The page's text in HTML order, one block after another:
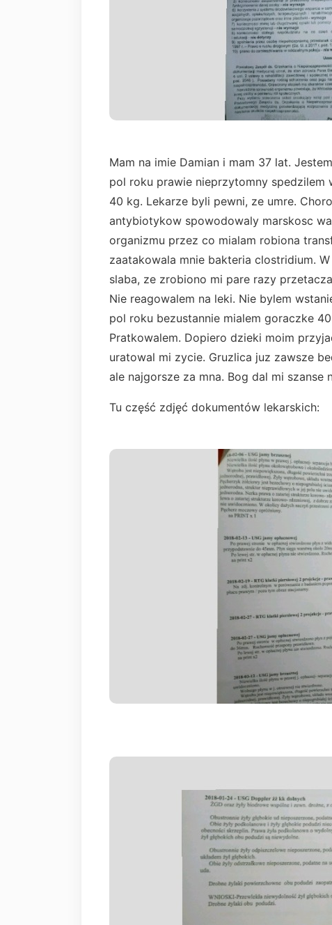
Mam na imie Damian i mam 37 lat.
pol roku prawie nieprzytomny spedzilem
40 kg. Lekarze byli pewni, ze umre.
antybiotykow spowodowaly marskosc
organizmu przez co mialam robiona
zaatakowala mnie bakteria clostridium.
slaba, ze zrobiono mi pare razy
Nie reagowalem na leki. Nie bylem
pol roku bezustannie mialem goraczke
Pratkowalem. Dopiero dzieki moim
uratowal mi zycie. Gruzlica juz zawsze
ale najgorsze za mna. Bog dal mi szanse
Tu część zdjęć dokumentów lekarskich: